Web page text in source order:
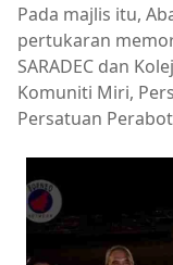
Pada majlis itu,
pertukaran
SARADEC dan
Komuniti Miri,
Persatuan